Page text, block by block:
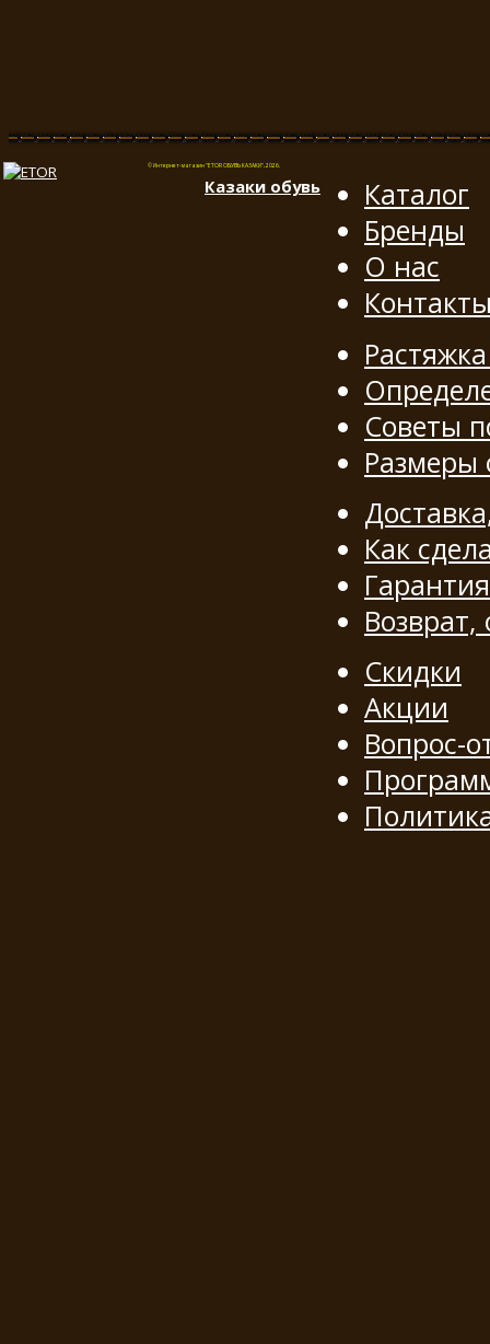
© Интернет-магазин "ETOR ОБУВЬ КАЗАКИ", 2026.
Казаки обувь
Каталог
Бренды
О нас
Советы
Как
Гарантия
Скидки
Акции
Вопрос-